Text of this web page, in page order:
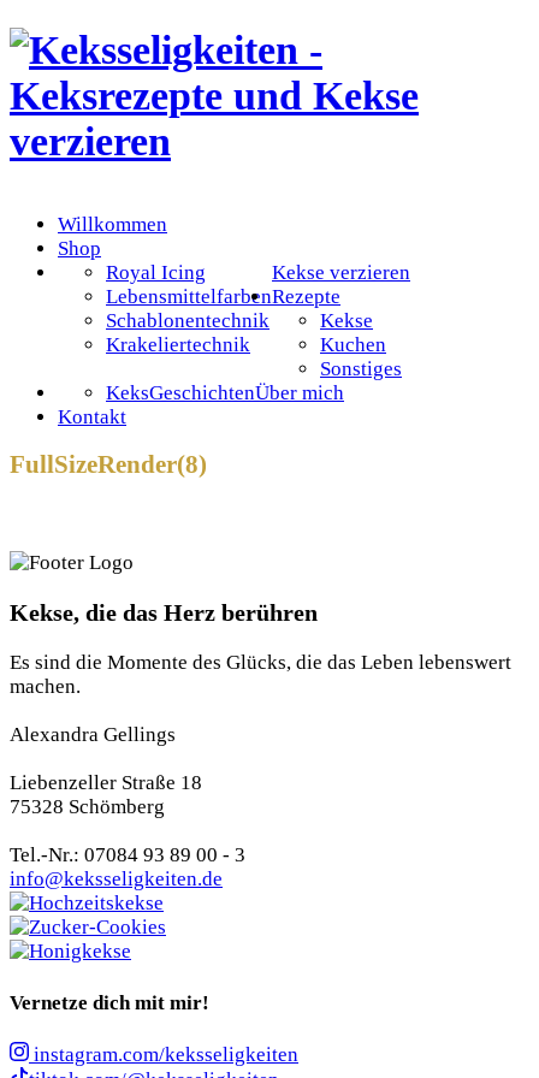
Willkommen
Shop
Kekse verzieren
Royal Icing
Lebensmittelfarben
Schablonentechnik
Krakeliertechnik
Rezepte
Kekse
Kuchen
Sonstiges
Über mich
KeksGeschichten
Kontakt
FullSizeRender(8)
Kekse, die das Herz berühren
Es sind die Momente des Glücks, die das Leben lebenswert
machen.
Alexandra Gellings
Liebenzeller Straße 18
75328 Schömberg
Tel.-Nr.: 07084 93 89 00 - 3
info@keksseligkeiten.de
Vernetze dich mit mir!
instagram.com/keksseligkeiten